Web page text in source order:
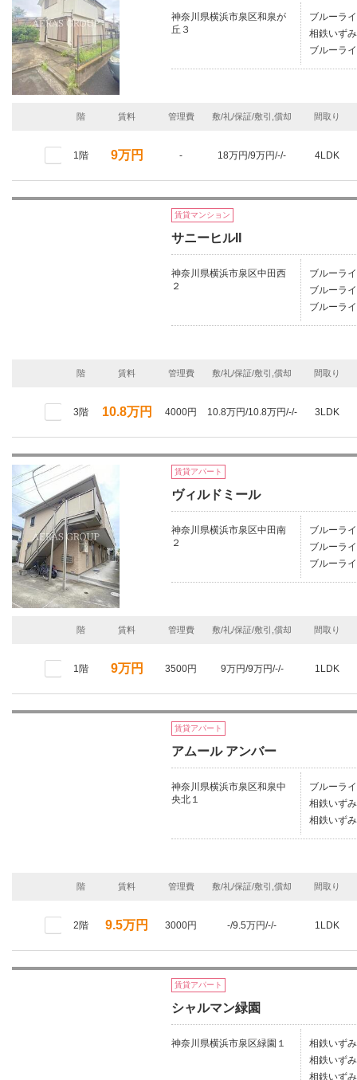
神奈川県横浜市泉区和泉が
丘３
ブルーラ
相鉄いず
ブルーラ
階 賃料 管理費 敷/礼/保証/敷引,償却 間取り
1階 9万円 - 18万円/9万円/-/- 4LDK
賃貸マンション
サニーヒルII
神奈川県横浜市泉区中田西
２
ブルーラ
ブルーラ
ブルーラ
階 賃料 管理費 敷/礼/保証/敷引,償却 間取り
3階 10.8万円 4000円 10.8万円/10.8万円/-/- 3LDK
賃貸アパート
ヴィルドミール
神奈川県横浜市泉区中田南
２
ブルーラ
ブルーラ
ブルーラ
階 賃料 管理費 敷/礼/保証/敷引,償却 間取り
1階 9万円 3500円 9万円/9万円/-/- 1LDK
賃貸アパート
アムール アンバー
神奈川県横浜市泉区和泉中
央北１
ブルーラ
相鉄いず
相鉄いず
階 賃料 管理費 敷/礼/保証/敷引,償却 間取り
2階 9.5万円 3000円 -/9.5万円/-/- 1LDK
賃貸アパート
シャルマン緑園
神奈川県横浜市泉区緑園１
相鉄いず
相鉄いず
相鉄いず